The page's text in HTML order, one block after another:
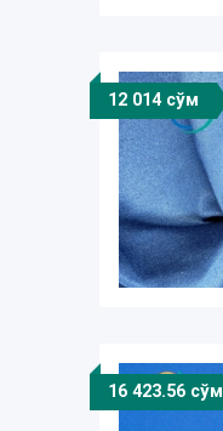
12 014 сўм
16 423.56 сўм